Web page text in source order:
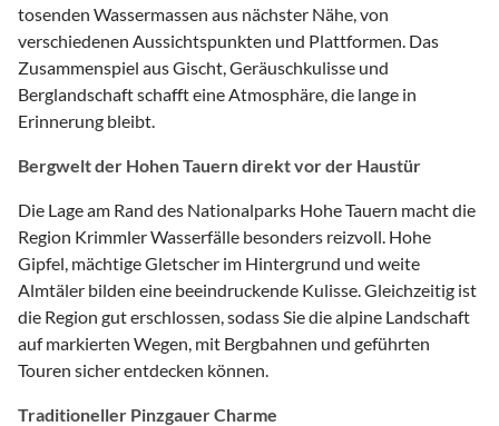
tosenden Wassermassen aus nächster Nähe, von
verschiedenen Aussichtspunkten und Plattformen. Das
Zusammenspiel aus Gischt, Geräuschkulisse und
Berglandschaft schafft eine Atmosphäre, die lange in
Erinnerung bleibt.
Bergwelt der Hohen Tauern direkt vor der Haustür
Die Lage am Rand des Nationalparks Hohe Tauern macht die
Region Krimmler Wasserfälle besonders reizvoll. Hohe
Gipfel, mächtige Gletscher im Hintergrund und weite
Almtäler bilden eine beeindruckende Kulisse. Gleichzeitig ist
die Region gut erschlossen, sodass Sie die alpine Landschaft
auf markierten Wegen, mit Bergbahnen und geführten
Touren sicher entdecken können.
Traditioneller Pinzgauer Charme